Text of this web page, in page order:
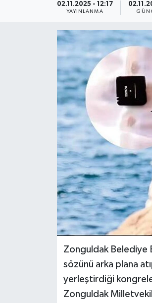
02.11.2025 - 12:17
YAYINLANMA
Zonguldak Belediye
sözünü arka plana
yerleştirdiği
Zonguldak
Gökçebey
Dergim
Son Dakika Haberleri
Haber Arşivi